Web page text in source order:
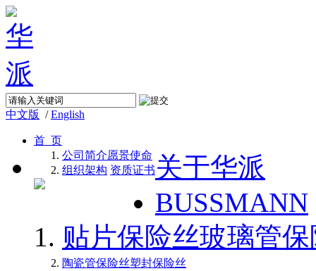
中文版 /English
首 页
关于华派
公司简介愿景使命
组织架构 资质证书
BUSSMANN
贴片保险丝玻璃管
陶瓷管保险丝塑封保险丝